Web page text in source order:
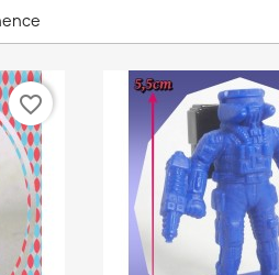
favorite_border